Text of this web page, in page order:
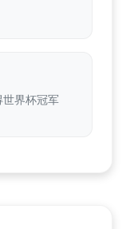
世界杯冠军